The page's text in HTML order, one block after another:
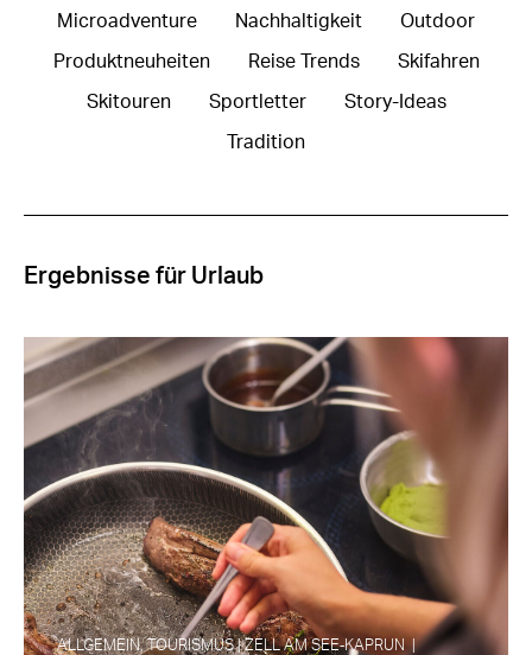
Microadventure Nachhaltigkeit Outdoor
Produktneuheiten Reise Trends Skifahren
Skitouren Sportletter Story-Ideas
Tradition
Ergebnisse für Urlaub
ALLGEMEIN, TOURISMUS | ZELL AM SEE‑KAPRUN |